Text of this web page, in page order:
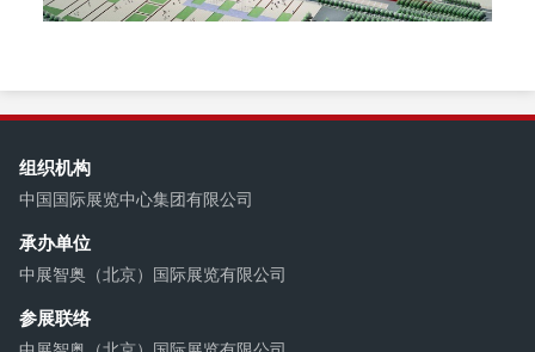
组织机构
中国国际展览中心集团有限公司
承办单位
中展智奥（北京）国际展览有限公司
参展联络